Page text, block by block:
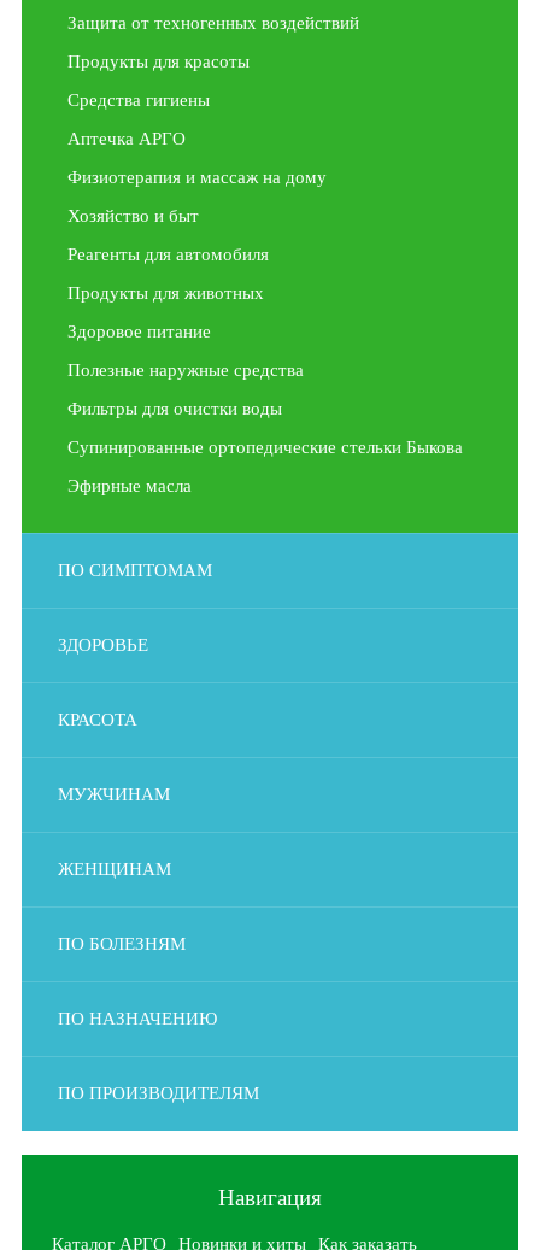
Защита от техногенных воздействий
Продукты для красоты
Средства гигиены
Аптечка АРГО
Физиотерапия и массаж на дому
Хозяйство и быт
Реагенты для автомобиля
Продукты для животных
Здоровое питание
Полезные наружные средства
Фильтры для очистки воды
Супинированные ортопедические стельки Быкова
Эфирные масла
ПО СИМПТОМАМ
ЗДОРОВЬЕ
КРАСОТА
МУЖЧИНАМ
ЖЕНЩИНАМ
ПО БОЛЕЗНЯМ
ПО НАЗНАЧЕНИЮ
ПО ПРОИЗВОДИТЕЛЯМ
Навигация
Каталог АРГО Новинки и хиты Как заказать